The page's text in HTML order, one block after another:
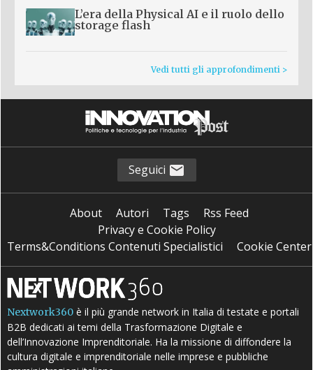
L’era della Physical AI e il ruolo dello
storage flash
Vedi tutti gli approfondimenti >
Seguici
About Autori Tags
Rss Feed
Privacy e Cookie Policy
Terms&Conditions Contenuti Specialistici
Cookie Center
Nextwork360 è il più grande network in Italia di testate e portali
B2B dedicati ai temi della Trasformazione Digitale e
dell’Innovazione Imprenditoriale. Ha la missione di diffondere la
cultura digitale e imprenditoriale nelle imprese e pubbliche